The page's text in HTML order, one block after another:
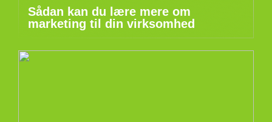
Sådan kan du lære mere om
marketing til din virksomhed